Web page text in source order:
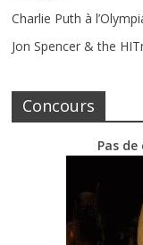
Charlie Puth à
Jon Spencer & the
Concours
Pas